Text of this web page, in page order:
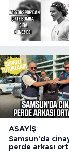
ASAYIŞ
Samsun'da
perde arkası